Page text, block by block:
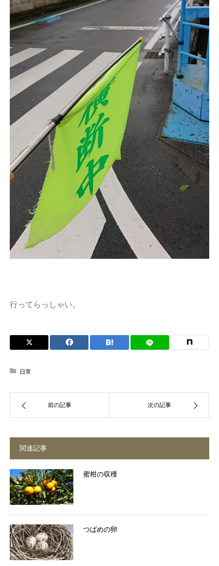
行ってらっしゃい。
日常
前の記事 次の記事
関連記事
蜜柑の収穫
つばめの卵